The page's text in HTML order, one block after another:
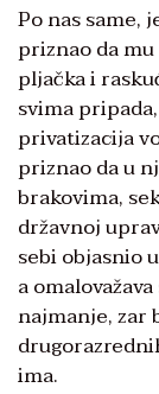
Po nas same,
priznao da
pljačka i
svima
privatizacija
priznao da u
brakovima,
državnoj
sebi objasnio
a
najmanje, zar
ima.